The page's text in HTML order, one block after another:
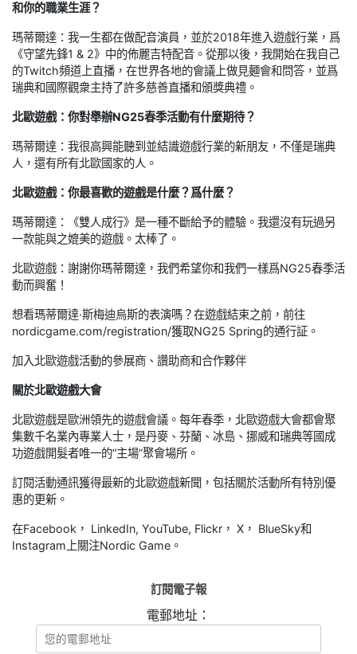
和你的職業生涯？
瑪蒂爾達：我一生都在做配音演員，並於2018年進入遊戲行業，爲
《守望先鋒1 & 2》中的佈麗吉特配音。從那以後，我開始在我自己
的Twitch頻道上直播，在世界各地的會議上做見麵會和問答，並爲
瑞典和國際觀衆主持了許多慈善直播和頒獎典禮。
北歐遊戲：你對舉辦NG25春季活動有什麼期待？
瑪蒂爾達：我很高興能聽到並結識遊戲行業的新朋友，不僅是瑞典
人，還有所有北歐國家的人。
北歐遊戲：你最喜歡的遊戲是什麼？爲什麼？
瑪蒂爾達：《雙人成行》是一種不斷給予的體驗。我還沒有玩過另
一款能與之媲美的遊戲。太棒了。
北歐遊戲：謝謝你瑪蒂爾達，我們希望你和我們一樣爲NG25春季活
動而興奮！
想看瑪蒂爾達·斯梅迪烏斯的表演嗎？在遊戲結束之前，前往
nordicgame.com/registration/獲取NG25 Spring的通行証。
加入北歐遊戲活動的參展商、讚助商和合作夥伴
關於北歐遊戲大會
北歐遊戲是歐洲領先的遊戲會議。每年春季，北歐遊戲大會都會聚
集數千名業內專業人士，是丹麥、芬蘭、冰島、挪威和瑞典等國成
功遊戲開髮者唯一的“主場”聚會場所。
訂閱活動通訊獲得最新的北歐遊戲新聞，包括關於活動所有特別優
惠的更新。
在Facebook， LinkedIn, YouTube, Flickr， X， BlueSky和
Instagram上關注Nordic Game。
訂閱電子報
電郵地址：